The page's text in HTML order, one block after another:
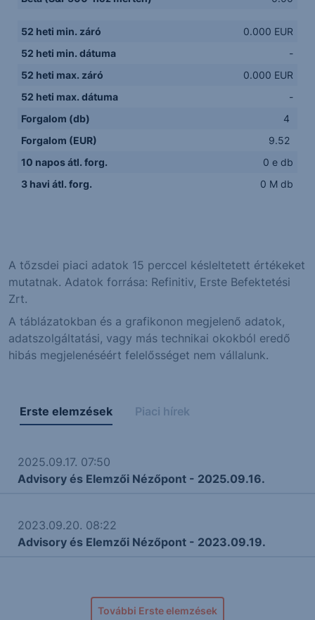
52 heti min. záró
0.000 EUR
52 heti min. dátuma
-
52 heti max. záró
0.000 EUR
52 heti max. dátuma
-
Forgalom (db)
4
Forgalom (EUR)
9.52
10 napos átl. forg.
0 e db
3 havi átl. forg.
0 M db
A tőzsdei piaci adatok 15 perccel késleltetett értékeket
mutatnak. Adatok forrása: Refinitiv, Erste Befektetési
Zrt.
A táblázatokban és a grafikonon megjelenő adatok,
adatszolgáltatási, vagy más technikai okokból eredő
hibás megjelenéséért felelősséget nem vállalunk.
Erste elemzések Piaci hírek
2025.09.17. 07:50
Advisory és Elemzői Nézőpont - 2025.09.16.
2023.09.20. 08:22
Advisory és Elemzői Nézőpont - 2023.09.19.
További Erste elemzések